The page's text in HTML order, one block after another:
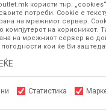
изложени на нашата
или пак дека сите
за замена на производ
070 275 363 или на е-маил
користи тнр.
потреби. Cookie е
на мрежниот сервер.
компјутерот на
на мрежниот сервер во
кои ќе Ви
Статистика